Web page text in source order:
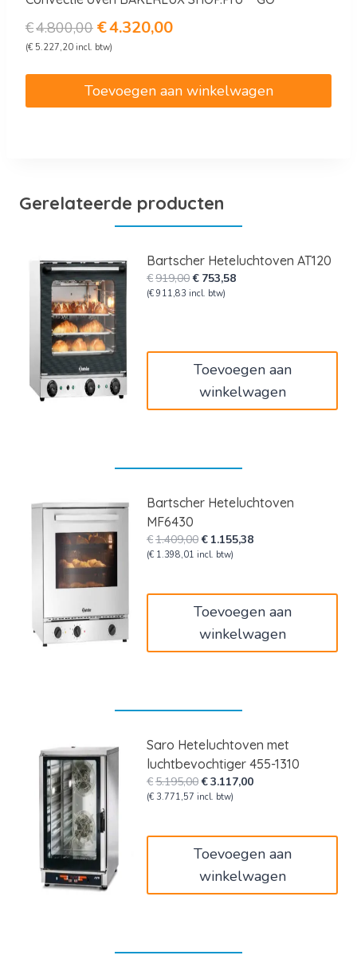
€4.800,00 Oorspronkelijke
was:
€4.800,00.
€4.320,00Huidige
€4.320,00.
(€ 5.227,20 incl. btw)
Toevoegen aan winkelwagen
Gerelateerde producten
Bartscher Heteluchtoven AT120
€919,00Oorspronkelijke
prijs
€ 753,58Huidige
(€ 911,83 incl. btw)
Toevoegen aan
winkelwagen
Bartscher Heteluchtoven
MF6430
€1.409,00Oorspronkelijke
prijs
€ 1.155,38Huidige
(€ 1.398,01 incl. btw)
Toevoegen aan
winkelwagen
Saro Heteluchtoven met
luchtbevochtiger 455-1310
€5.195,00Oorspronkelijke
prijs
€3.117,00Huidige
(€ 3.771,57 incl. btw)
Toevoegen aan
winkelwagen